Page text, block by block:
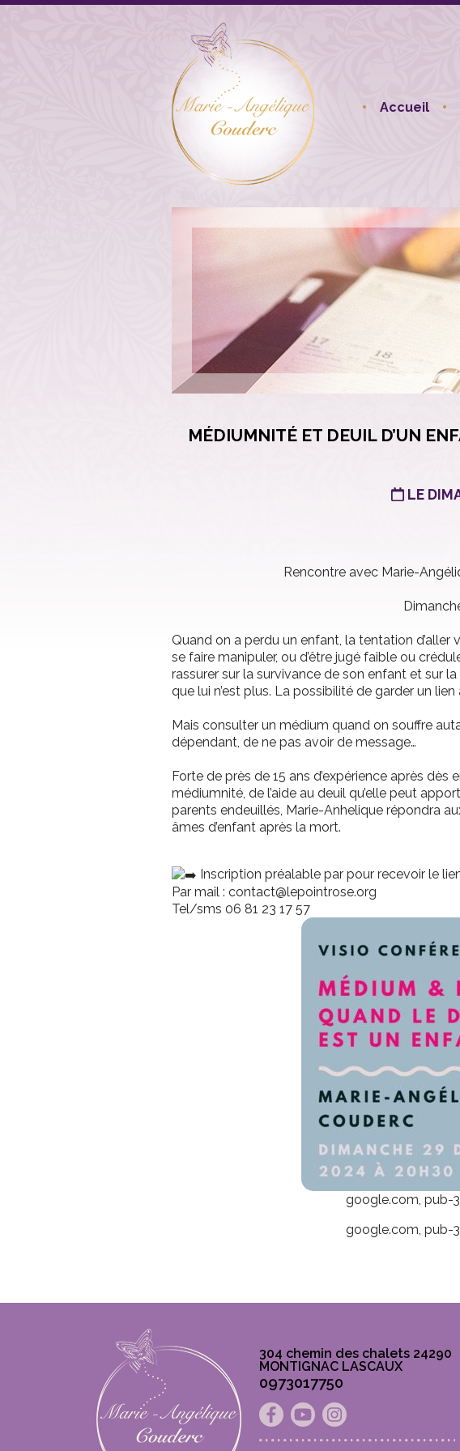
Accueil
MÉDIUMNITÉ ET DEUIL D’UN
LE
Rencontre avec Marie-
Quand on a perdu un enfant, la tentation
se faire manipuler, ou d’être jugé faible ou
rassurer sur la survivance de son enfant et sur
que lui n’est plus. La possibilité de garder un
Mais consulter un médium quand on souffre
dépendant, de ne pas avoir de message…
Forte de près de 15 ans d’expérience après
médiumnité, de l’aide au deuil qu’elle peut
parents endeuillés, Marie-Anhelique répondra
âmes d’enfant après la mort.
Inscription préalable par pour recevoir le
Par mail : contact@lepointrose.org
Tel/sms 06 81 23 17 57
google.com, pub-
google.com, pub-
304 chemin des chalets 24290
MONTIGNAC LASCAUX
0973017750
Facebook
YoutubeInstagram